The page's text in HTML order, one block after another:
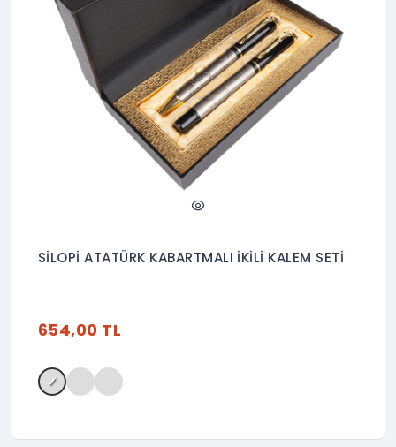
SİLOPİ ATATÜRK KABARTMALI İKİLİ KALEM SETİ
654,00 TL
✓